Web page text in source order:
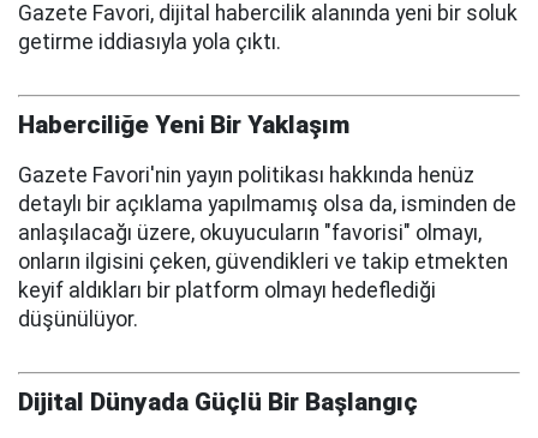
Gazete Favori, dijital habercilik alanında yeni bir soluk
getirme iddiasıyla yola çıktı.
Haberciliğe Yeni Bir Yaklaşım
Gazete Favori'nin yayın politikası hakkında henüz
detaylı bir açıklama yapılmamış olsa da, isminden de
anlaşılacağı üzere, okuyucuların "favorisi" olmayı,
onların ilgisini çeken, güvendikleri ve takip etmekten
keyif aldıkları bir platform olmayı hedeflediği
düşünülüyor.
Dijital Dünyada Güçlü Bir Başlangıç